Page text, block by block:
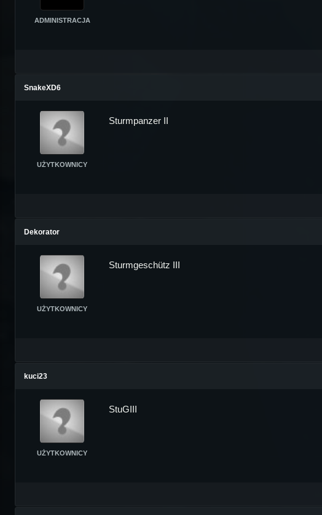
ADMINISTRACJA
SnakeXD6
UŻYTKOWNICY
Sturmpanzer II
Dekorator
UŻYTKOWNICY
Sturmgeschütz III
kuci23
UŻYTKOWNICY
StuGIII